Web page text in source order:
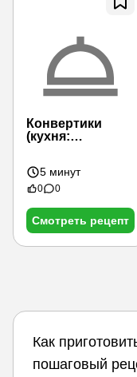
Конвертики
(кухня:
5 минут
0 0
Смотреть рецепт
Как
пошаговый